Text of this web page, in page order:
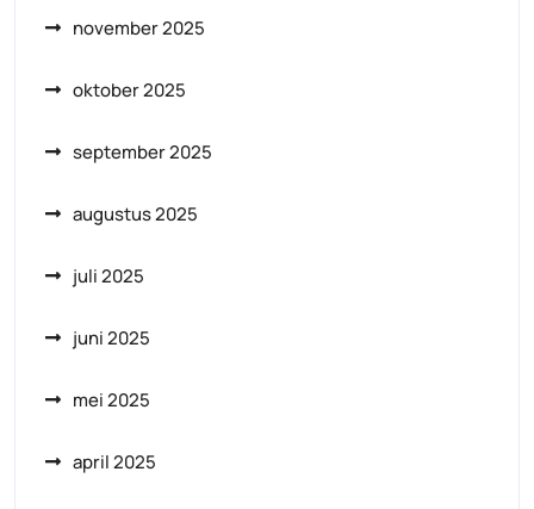
november 2025
oktober 2025
september 2025
augustus 2025
juli 2025
juni 2025
mei 2025
april 2025